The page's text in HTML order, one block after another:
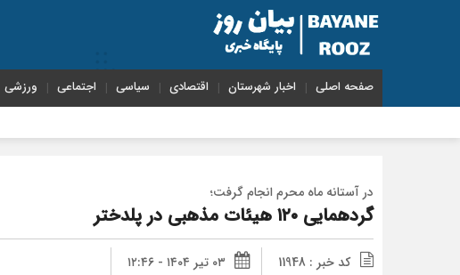
صفحه اصلی اخبار شهرستان اقتصادی سیاسی اجتماعی ورزشی
در آستانه ماه محرم انجام گرفت؛
گردهمایی ۱۲۰ هیئات مذهبی در پلدختر
کد خبر : 11948 ۰۳ تیر ۱۴۰۴ - ۱۲:۴۶